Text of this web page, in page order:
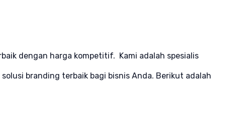
dengan harga kompetitif. Kami adalah spesialis
branding terbaik bagi bisnis Anda. Berikut adalah